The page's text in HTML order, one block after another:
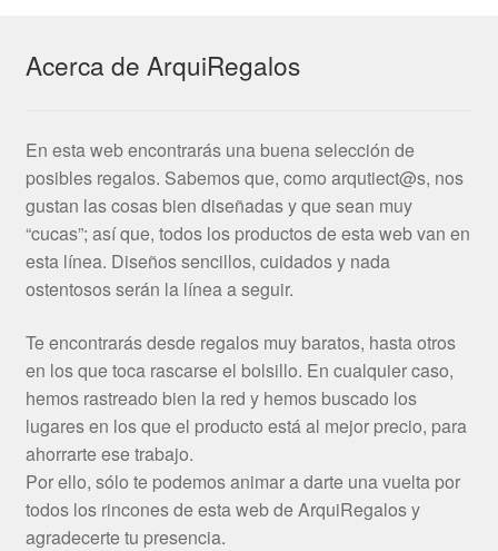
Acerca de ArquiRegalos
En esta web encontrarás una buena selección de
posibles regalos. Sabemos que, como arqutiect@s, nos
gustan las cosas bien diseñadas y que sean muy
“cucas”; así que, todos los productos de esta web van en
esta línea. Diseños sencillos, cuidados y nada
ostentosos serán la línea a seguir.
Te encontrarás desde regalos muy baratos, hasta otros
en los que toca rascarse el bolsillo. En cualquier caso,
hemos rastreado bien la red y hemos buscado los
lugares en los que el producto está al mejor precio, para
ahorrarte ese trabajo.
Por ello, sólo te podemos animar a darte una vuelta por
todos los rincones de esta web de ArquiRegalos y
agradecerte tu presencia.